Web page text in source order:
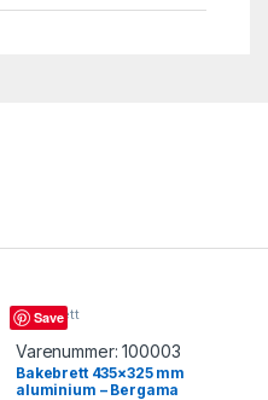
Save
Bakebrett
Varenummer:100003
Bakebrett 435×325 mm
aluminium – Bergama